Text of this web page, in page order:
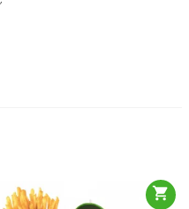
shopping_cart